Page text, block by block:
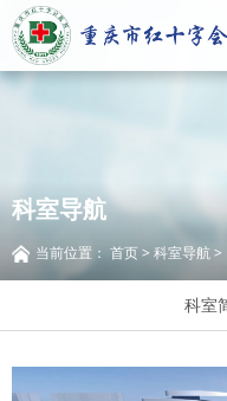
科室导航
当前位置： 首页> 科室导航>
科室